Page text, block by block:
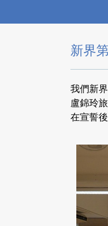
新界
我們新
盧錦玲
在宣誓